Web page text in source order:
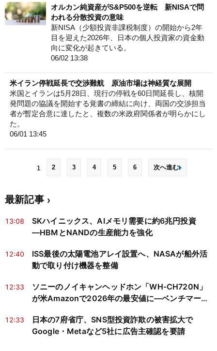
オルカン純資産がS&P500を逆転 新NISAで問
われる分散投資の意味
新NISA（少額投資非課税制度）の開始から2年
目を迎えた2026年、日本の個人投資家の資金動
向に変化が起きている。
06/02 13:38
米イラン停戦延長で交渉難航 原油市場は神経質な展開
米国とイランは5月28日、現行の停戦を60日間延長し、核開
発問題の協議を開始する覚書の締結に向け、両国の交渉担当
者が暫定合意に達したと、複数の米政府関係者が明らかにし
た。
06/01 13:45
1 2 3 4 5 6 次へ進む
最新記事
13:08
SKハイニックス、AIメモリ需要に約6兆円投資
―HBMとNANDの生産能力を強化
12:40
ISS最後の太陽電池アレイ設置へ、NASAが船外活
動で取り付け機器を整備
12:33
ソニーのノイキャンヘッドホン「WH-CH720N」
が米Amazonで2026年の最安値に―ベンチマーク
12:33
日本の7府省庁、SNS型投資詐欺の被害拡大で
Google・Metaなど5社に広告主確認を要請